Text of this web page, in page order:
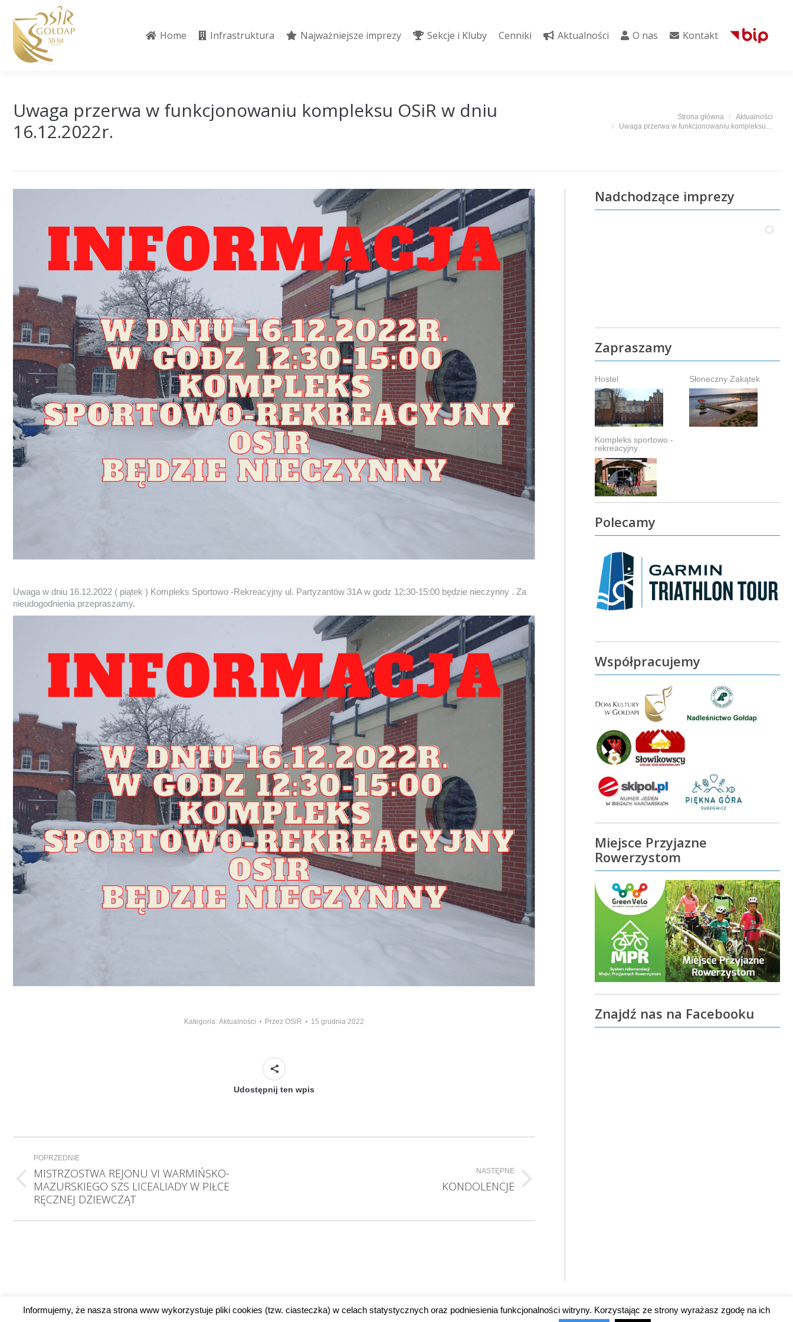
Home Infrastruktura Najważniejsze imprezy Sekcje i Kluby Cenniki Aktualności O nas Kontakt
Uwaga przerwa w funkcjonowaniu kompleksu OSiR w dniu
16.12.2022r.
Strona główna
Aktualności
Uwaga przerwa w funkcjonowaniu kompleksu…
Uwaga w dniu 16.12.2022 ( piątek ) Kompleks Sportowo -Rekreacyjny ul. Partyzantów 31A w godz 12:30-15:00 będzie nieczynny . Za
nieudogodnienia przepraszamy.
Kategoria: Aktualności Przez OSiR 15 grudnia 2022
Udostępnij ten wpis
Nawigacja
wpisów
POPRZEDNIE
Poprzedni
wpis:
MISTRZOSTWA REJONU VI WARMIŃSKO-
MAZURSKIEGO SZS LICEALIADY W PIŁCE
RĘCZNEJ DZIEWCZĄT
NASTĘPNE
KONDOLENCJE
Nadchodzące imprezy
Zapraszamy
Hostel Słoneczny Zakątek
Kompleks sportowo -
rekreacyjny
Polecamy
Współpracujemy
Miejsce Przyjazne
Rowerzystom
Znajdź nas na Facebooku
Informujemy, że nasza strona www wykorzystuje pliki cookies (tzw. ciasteczka) w celach statystycznych oraz podniesienia funkcjonalności witryny. Korzystając ze strony wyrażasz zgodę na ich
Home Infrastruktura Najważniejsze imprezy Sekcje i Kluby Cenniki Aktualności O nas Kontakt